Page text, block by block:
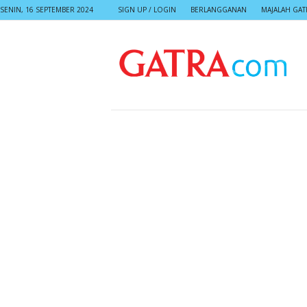
SENIN, 16 SEPTEMBER 2024 SIGN UP / LOGIN BERLANGGANAN MAJALAH